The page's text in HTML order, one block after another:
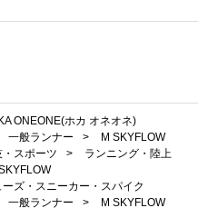
ONEONE(ホカ オネオネ)
一般ランナー >
M SKYFLOW
・スポーツ >
ランニング・陸上
ーズ・スニーカー・スパイク
一般ランナー > M SKYFLOW